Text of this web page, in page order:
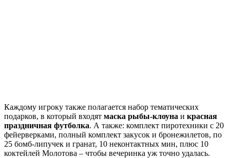
Каждому игроку также полагается набор тематических
подарков, в который входят маска рыбы-клоуна и красная
праздничная футболка. А также: комплект пиротехники с 20
фейерверками, полный комплект закусок и бронежилетов, по
25 бомб-липучек и гранат, 10 неконтактных мин, плюс 10
коктейлей Молотова – чтобы вечеринка уж точно удалась.